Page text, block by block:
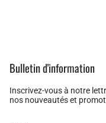
Bulletin d'information
Inscrivez-vous à notre
nos nouveautés et